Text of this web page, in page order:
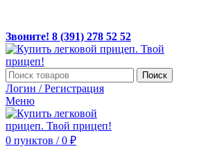
Звоните! 8 (391) 278 52 52
Поиск
Логин / Регистрация
Меню
0 пунктов / 0 ₽